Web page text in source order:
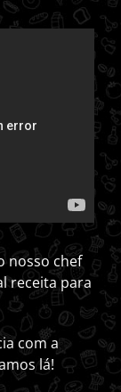
nosso chef
receita para
com a
lá!